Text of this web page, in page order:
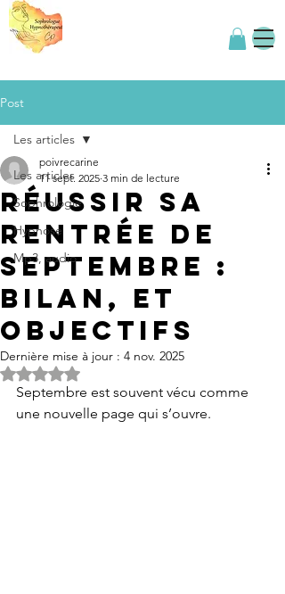
Post
Les articles
Sophrologie
Hypnose
Mp3, audio
Les articles
Réussir sa
rentrée de
septembre :
bilan, et
objectifs
poivrecarine
11 sept. 2025 3 min de lecture
Dernière mise à jour : 4 nov. 2025
Noté NaN étoiles sur 5.
Septembre est souvent vécu comme
une nouvelle page qui s’ouvre.